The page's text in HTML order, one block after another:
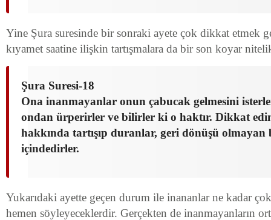
Yine Şura suresinde bir sonraki ayete çok dikkat etmek
kıyamet saatine ilişkin tartışmalara da bir son koyar
Şura Suresi-18
Ona inanmayanlar onun çabucak gelmesini
ondan ürperirler ve bilirler ki o haktır. Dikkat
hakkında tartışıp duranlar, geri dönüşü olmayan
içindedirler.
Yukarıdaki ayette geçen durum ile inananlar ne kadar çok
hemen söyleyeceklerdir. Gerçekten de inanmayanların